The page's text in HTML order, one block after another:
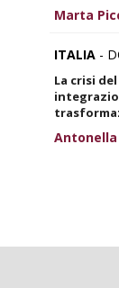
Marta
ITALIA -
La crisi